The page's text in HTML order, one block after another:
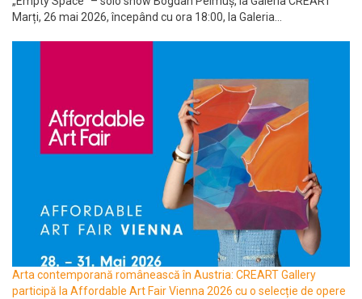
Marți, 26 mai 2026, începând cu ora 18:00, la Galeria...
Arta contemporană românească în Austria: CREART Gallery
participă la Affordable Art Fair Vienna 2026 cu o selecție de opere